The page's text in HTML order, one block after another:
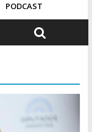
PODCAST